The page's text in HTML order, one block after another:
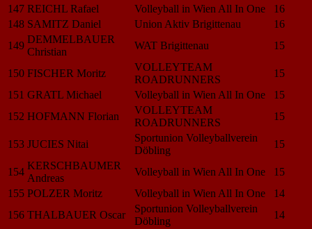
147 REICHL Rafael Volleyball in Wien All In One
16
148 SAMITZ Daniel Union Aktiv Brigittenau
16
149
DEMMELBAUER
Christian
WAT Brigittenau 15
150 FISCHER Moritz
VOLLEYTEAM
ROADRUNNERS
15
151 GRATL Michael Volleyball in Wien All In One
15
152 HOFMANN Florian
VOLLEYTEAM
ROADRUNNERS
15
153 JUCIES Nitai
Sportunion Volleyballverein
Döbling
15
154
KERSCHBAUMER
Andreas
Volleyball in Wien All In One
15
155 POLZER Moritz Volleyball in Wien All In One
14
156 THALBAUER Oscar
Sportunion Volleyballverein
Döbling
14